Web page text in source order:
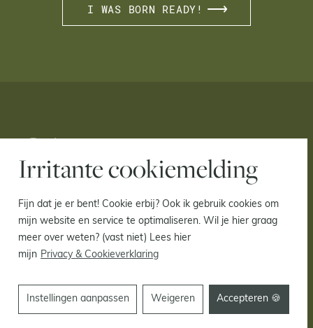
Irritante cookiemelding
Fijn dat je er bent! Cookie erbij? Ook ik gebruik cookies om
mijn website en service te optimaliseren. Wil je hier graag
meer over weten? (vast niet) Lees hier
mijn Privacy & Cookieverklaring
Instellingen aanpassen Weigeren Accepteren 🍪
I WAS BORN READY!